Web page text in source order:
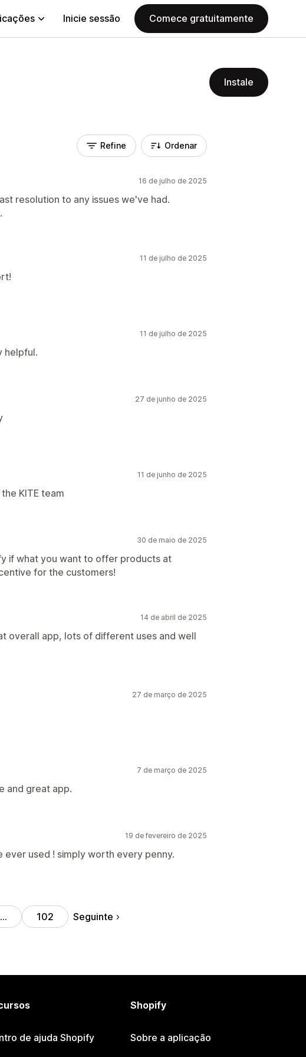
Inicie sessão Comece gratuitamente
Instale
Refine Ordenar
16 de julho de 2025
resolution to any issues we've had.
11 de julho de 2025
11 de julho de 2025
helpful.
27 de junho de 2025
11 de junho de 2025
KITE team
30 de maio de 2025
if what you want to offer products at
for the customers!
14 de abril de 2025
overall app, lots of different uses and well
27 de março de 2025
7 de março de 2025
and great app.
19 de fevereiro de 2025
ever used ! simply worth every penny.
… 102 Seguinte
de ajuda Shopify
Shopify
Sobre a aplicação